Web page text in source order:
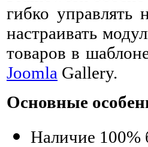
гибко управлять
настраивать
товаров в
Joomla Gallery.
Основные
Наличие 100%